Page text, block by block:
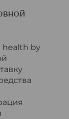
health by